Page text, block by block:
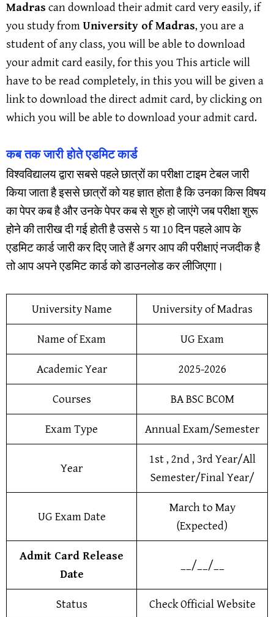
Madras can download their admit card very easily, if
you study fromUniversity of Madras, you are a
student of any class, you will be able to download
your admit card easily, for this you This article will
have to be read completely, in this you will be given a
link to download the direct admit card, by clicking on
which you will be able to download your admit card.
कब तक जारी होते एडमिट कार्ड
विश्वविद्यालय द्वारा सबसे पहले छात्रों का परीक्षा टाइम टेबल जारी
किया जाता है इससे छात्रों को यह ज्ञात होता है कि उनका किस विषय
का पेपर कब है और उनके पेपर कब से शुरु हो जाएंगे जब परीक्षा शुरू
होने की तारीख दी गई होती है उससे 5 या 10 दिन पहले आप के
एडमिट कार्ड जारी कर दिए जाते हैं अगर आप की परीक्षाएं नजदीक है
तो आप अपने एडमिट कार्ड को डाउनलोड कर लीजिएगा।
University Name University of Madras
Name of Exam UG Exam
Academic Year 2025-2026
Courses BA BSC BCOM
Exam Type Annual Exam/Semester
Year
1st , 2nd , 3rd Year/All
Semester/Final Year/
UG Exam Date
March to May
(Expected)
Admit Card Release
Date
__/__/__
Status Check Official Website